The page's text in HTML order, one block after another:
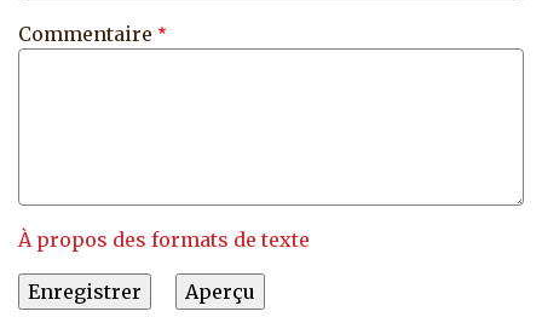
Commentaire
À propos des formats de texte